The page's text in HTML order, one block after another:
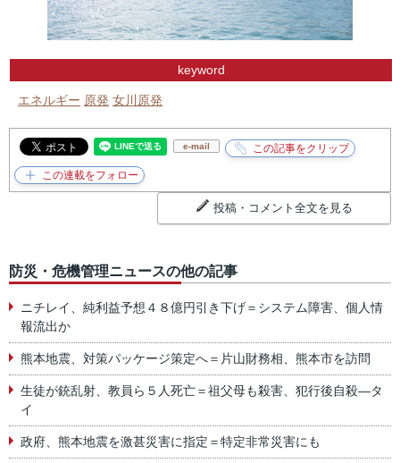
keyword
エネルギー 原発 女川原発
e-mail
投稿・コメント全文を見る
防災・危機管理ニュースの他の記事
ニチレイ、純利益予想４８億円引き下げ＝システム障害、個人情
報流出か
熊本地震、対策パッケージ策定へ＝片山財務相、熊本市を訪問
生徒が銃乱射、教員ら５人死亡＝祖父母も殺害、犯行後自殺―タ
イ
政府、熊本地震を激甚災害に指定＝特定非常災害にも